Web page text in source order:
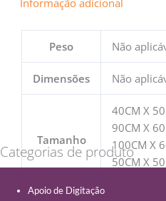
Peso Não
Dimensões Não
Tamanho
40CM X
90CM X
100CM X
50CM X
Categorias de produto
Apoio de Digitação